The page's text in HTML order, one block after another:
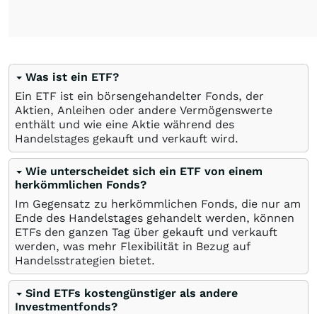
Was ist ein ETF?
Ein ETF ist ein börsengehandelter Fonds, der
Aktien, Anleihen oder andere Vermögenswerte
enthält und wie eine Aktie während des
Handelstages gekauft und verkauft wird.
Wie unterscheidet sich ein ETF von einem
herkömmlichen Fonds?
Im Gegensatz zu herkömmlichen Fonds, die nur am
Ende des Handelstages gehandelt werden, können
ETFs den ganzen Tag über gekauft und verkauft
werden, was mehr Flexibilität in Bezug auf
Handelsstrategien bietet.
Sind ETFs kostengünstiger als andere
Investmentfonds?